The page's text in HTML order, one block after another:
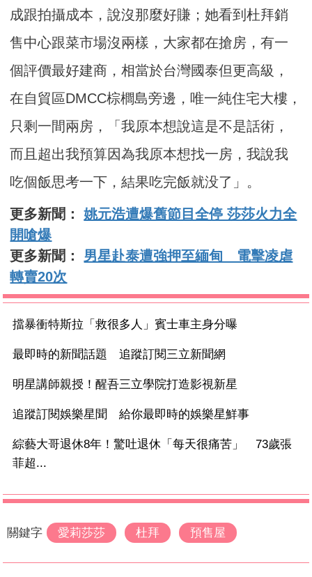
成跟拍攝成本，說沒那麼好賺；她看到杜拜銷
售中心跟菜市場沒兩樣，大家都在搶房，有一
個評價最好建商，相當於台灣國泰但更高級，
在自貿區DMCC棕櫚島旁邊，唯一純住宅大樓，
只剩一間兩房，「我原本想說這是不是話術，
而且超出我預算因為我原本想找一房，我說我
吃個飯思考一下，結果吃完飯就没了」。
更多新聞：姚元浩遭爆舊節目全停 莎莎火力全
開嗆爆
更多新聞： 男星赴泰遭強押至緬甸 電擊凌虐
轉賣20次
擋暴衝特斯拉「救很多人」賓士車主身分曝
最即時的新聞話題 追蹤訂閱三立新聞網
明星講師親授！醒吾三立學院打造影視新星
追蹤訂閱娛樂星聞 給你最即時的娛樂星鮮事
綜藝大哥退休8年！驚吐退休「每天很痛苦」 73歲張
菲超...
關鍵字 愛莉莎莎 杜拜 預售屋